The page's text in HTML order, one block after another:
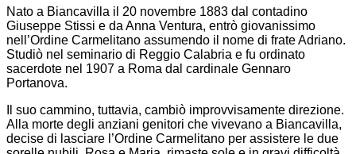
Nato a Biancavilla il 20 novembre 1883 dal contadino
Giuseppe Stissi e da Anna Ventura, entrò giovanissimo
nell’Ordine Carmelitano assumendo il nome di frate Adriano.
Studiò nel seminario di Reggio Calabria e fu ordinato
sacerdote nel 1907 a Roma dal cardinale Gennaro
Portanova.
Il suo cammino, tuttavia, cambiò improvvisamente direzione.
Alla morte degli anziani genitori che vivevano a Biancavilla,
decise di lasciare l’Ordine Carmelitano per assistere le due